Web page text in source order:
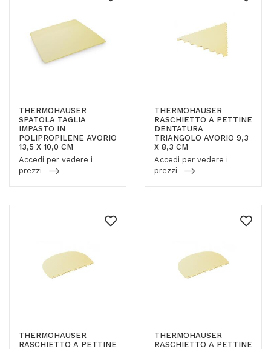
THERMOHAUSER
SPATOLA TAGLIA
IMPASTO IN
POLIPROPILENE AVORIO
13,5 X 10,0 CM
Accedi per vedere i
prezzi
THERMOHAUSER
RASCHIETTO A PETTINE
DENTATURA
TRIANGOLO AVORIO 9,3
X 8,3 CM
Accedi per vedere i
prezzi
THERMOHAUSER
RASCHIETTO A PETTINE
THERMOHAUSER
RASCHIETTO A PETTINE